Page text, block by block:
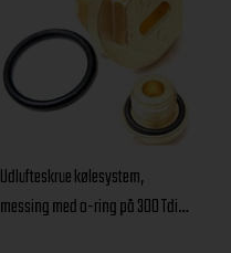
Udlufteskrue kølesystem,
messing med o-ring på 300 Tdi